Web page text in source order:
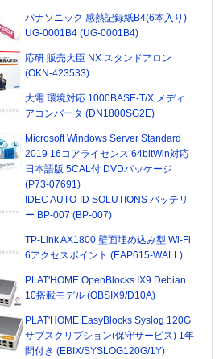
パナソニック 感熱記録紙B4(6本入り)
UG-0001B4 (UG-0001B4)
応研 販売大臣 NX スタンドアロン
(OKN-423533)
大電 環境対応 1000BASE-T/X メディ
アコンバータ (DN1800SG2E)
Microsoft Windows Server Standard
2019 16コアライセンス 64bitWin対応
日本語版 5CAL付 DVDパッケージ
(P73-07691)
IDEC AUTO-ID SOLUTIONS バッテリ
ー BP-007 (BP-007)
TP-Link AX1800 壁面埋め込み型 Wi-Fi
6アクセスポイント (EAP615-WALL)
PLAT'HOME OpenBlocks IX9 Debian
10搭載モデル (OBSIX9/D10A)
PLAT'HOME EasyBlocks Syslog 120G
サブスクリプション(保守サービス) 1年
間付き (EBIX/SYSLOG120G/1Y)